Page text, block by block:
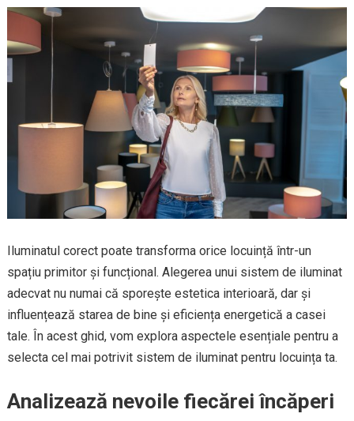
Iluminatul corect poate transforma orice locuință într-un
spațiu primitor și funcțional. Alegerea unui sistem de iluminat
adecvat nu numai că sporește estetica interioară, dar și
influențează starea de bine și eficiența energetică a casei
tale. În acest ghid, vom explora aspectele esențiale pentru a
selecta cel mai potrivit sistem de iluminat pentru locuința ta.
Analizează nevoile fiecărei încăperi